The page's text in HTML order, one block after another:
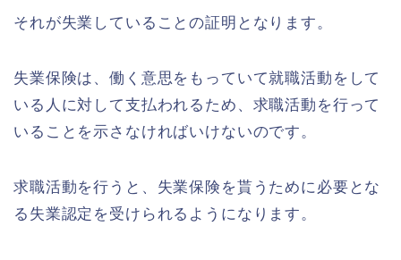
それが失業していることの証明となります。
失業保険は、働く意思をもっていて就職活動をして
いる人に対して支払われるため、求職活動を行って
いることを示さなければいけないのです。
求職活動を行うと、失業保険を貰うために必要とな
る失業認定を受けられるようになります。